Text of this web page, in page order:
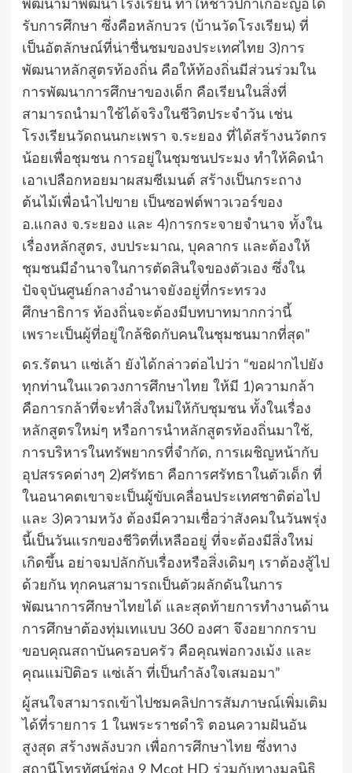
พัฒนามาพัฒนาโรงเรียน ทำให้ชาวปกาเกอะญอได้
รับการศึกษา ซึ่งคือหลักบวร (บ้านวัดโรงเรียน) ที่
เป็นอัตลักษณ์ที่น่าชื่นชมของประเทศไทย 3)การ
พัฒนาหลักสูตรท้องถิ่น คือให้ท้องถิ่นมีส่วนร่วมใน
การพัฒนาการศึกษาของเด็ก คือเรียนในสิ่งที่
สามารถนำมาใช้ได้จริงในชีวิตประจำวัน เช่น
โรงเรียนวัดถนนกะเพรา จ.ระยอง ที่ได้สร้างนวัตกร
น้อยเพื่อชุมชน การอยู่ในชุมชนประมง ทำให้คิดนำ
เอาเปลือกหอยมาผสมซีเมนต์ สร้างเป็นกระถาง
ต้นไม้เพื่อนำไปขาย เป็นซอฟต์พาวเวอร์ของ
อ.แกลง จ.ระยอง และ 4)การกระจายจำนาจ ทั้งใน
เรื่องหลักสูตร, งบประมาณ, บุคลากร และต้องให้
ชุมชนมีอำนาจในการตัดสินใจของตัวเอง ซึ่งใน
ปัจจุบันศูนย์กลางอำนาจยังอยู่ที่กระทรวง
ศึกษาธิการ ท้องถิ่นจะต้องมีบทบาทมากกว่านี้
เพราะเป็นผู้ที่อยู่ใกล้ชิดกับคนในชุมชนมากที่สุด”
ดร.รัตนา แซ่เล้า ยังได้กล่าวต่อไปว่า “ขอฝากไปยัง
ทุกท่านในแวดวงการศึกษาไทย ให้มี 1)ความกล้า
คือการกล้าที่จะทำสิ่งใหม่ให้กับชุมชน ทั้งในเรื่อง
หลักสูตรใหม่ๆ หรือการนำหลักสูตรท้องถิ่นมาใช้,
การบริหารในทรัพยากรที่จำกัด, การเผชิญหน้ากับ
อุปสรรคต่างๆ 2)ศรัทธา คือการศรัทธาในตัวเด็ก ที่
ในอนาคตเขาจะเป็นผู้ขับเคลื่อนประเทศชาติต่อไป
และ 3)ความหวัง ต้องมีความเชื่อว่าสังคมในวันพรุ่ง
นี้เป็นวันแรกของชีวิตที่เหลืออยู่ ที่จะต้องมีสิ่งใหม่
เกิดขึ้น อย่าจมปลักกับเรื่องหรือสิ่งเดิมๆ เราต้องสู้ไป
ด้วยกัน ทุกคนสามารถเป็นตัวผลักดันในการ
พัฒนาการศึกษาไทยได้ และสุดท้ายการทำงานด้าน
การศึกษาต้องทุ่มเทแบบ 360 องศา จึงอยากกราบ
ขอบคุณสถาบันครอบครัว คือคุณพ่อกวงเม้ง และ
คุณแม่ปิติอร แซ่เล้า ที่เป็นกำลังใจเสมอมา”
ผู้สนใจสามารถเข้าไปชมคลิปการสัมภาษณ์เพิ่มเติม
ได้ที่รายการ 1 ในพระราชดำริ ตอนความฝันอัน
สูงสุด สร้างพลังบวก เพื่อการศึกษาไทย ซึ่งทาง
สถานีโทรทัศน์ช่อง 9 Mcot HD ร่วมกับทางมูลนิธิ